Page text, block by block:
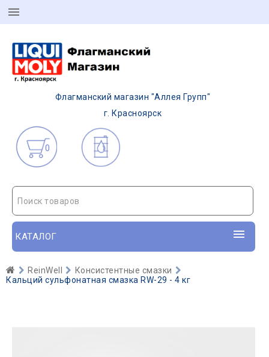
Флагманский магазин "Аллея Групп"
г. Красноярск
0
Поиск товаров
КАТАЛОГ
ReinWell
Консистентные смазки
Кальций сульфонатная смазка RW-29 - 4 кг